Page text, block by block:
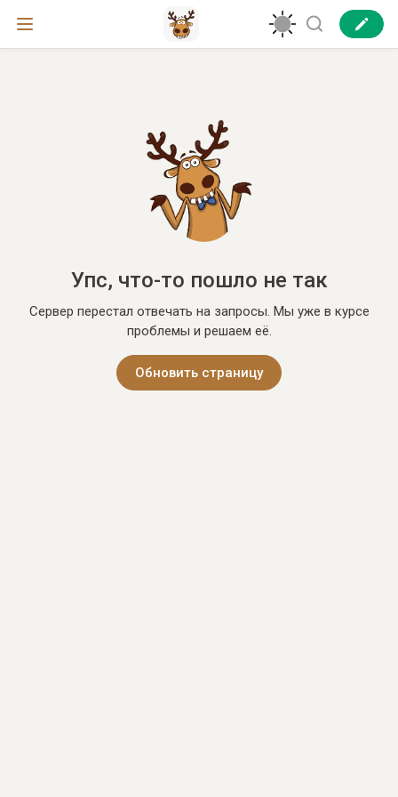
Упс, что-то пошло не так
Сервер перестал отвечать на запросы. Мы уже в курсе
проблемы и решаем её.
Обновить страницу